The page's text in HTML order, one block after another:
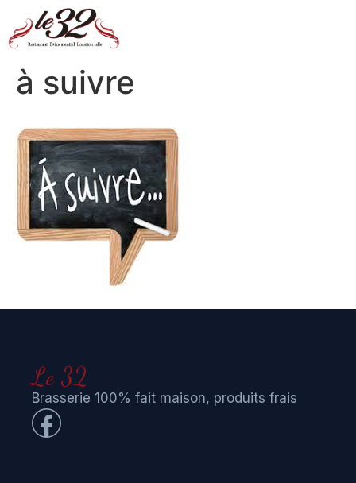
à suivre
Le 32
Brasserie 100% fait maison, produits frais